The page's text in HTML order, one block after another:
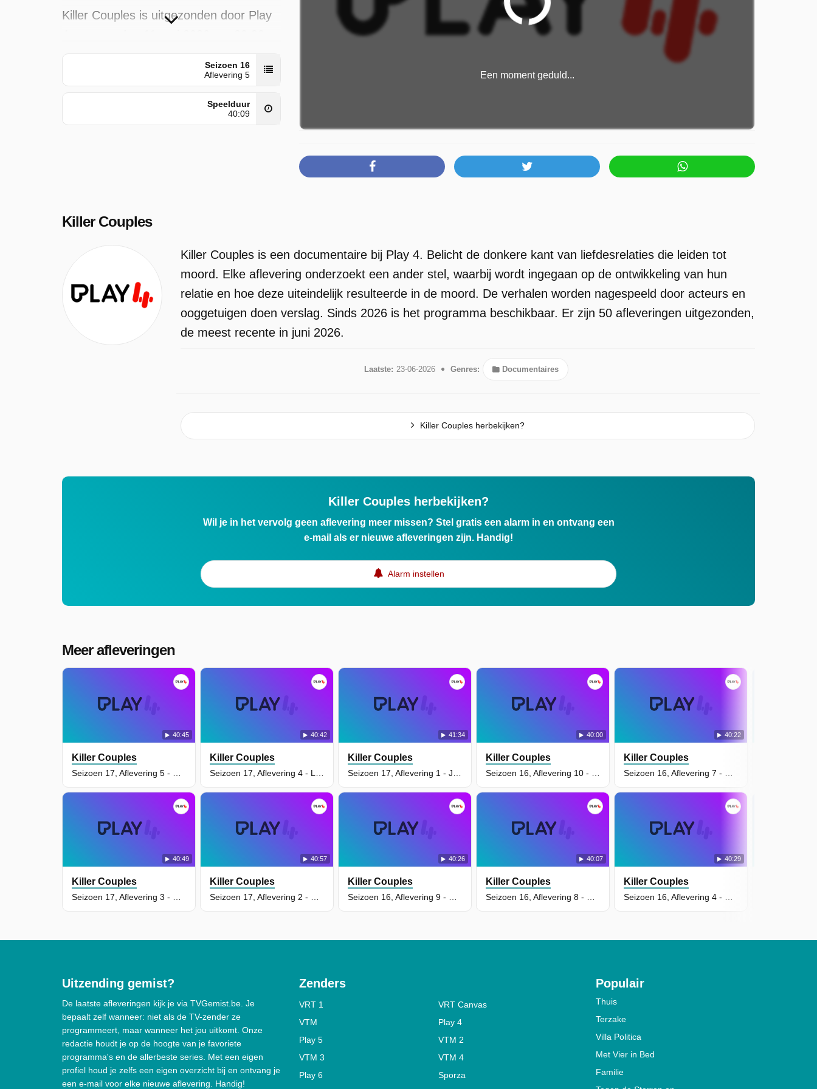
Killer Couples is uitgezonden door Play
uur.
Seizoen 16
Aflevering 5
Speelduur
40:09
Een moment geduld...
Killer Couples
Killer Couples is een documentaire bij Play 4. Belicht de donkere kant van liefdesrelaties die leiden tot
moord. Elke aflevering onderzoekt een ander stel, waarbij wordt ingegaan op de ontwikkeling van hun
relatie en hoe deze uiteindelijk resulteerde in de moord. De verhalen worden nagespeeld door acteurs en
ooggetuigen doen verslag. Sinds 2026 is het programma beschikbaar. Er zijn 50 afleveringen uitgezonden,
de meest recente in juni 2026.
Laatste: 23-06-2026 Genres: Documentaires
Killer Couples herbekijken?
Killer Couples herbekijken?
Wil je in het vervolg geen aflevering meer missen? Stel gratis een alarm in en ontvang een
e-mail als er nieuwe afleveringen zijn. Handig!
Alarm instellen
Meer afleveringen
40:45
Killer Couples
40:42
Killer Couples
40:49
Killer Couples
40:57
Killer Couples
41:34
Killer Couples
40:00
Killer Couples
40:26
Killer Couples
40:07
Killer Couples
40:22
Killer Couples
40:29
Killer Couples
Uitzending gemist?
De laatste afleveringen kijk je via TVGemist.be. Je
bepaalt zelf wanneer: niet als de TV-zender ze
programmeert, maar wanneer het jou uitkomt. Onze
redactie houdt je op de hoogte van je favoriete
programma's en de allerbeste series. Met een eigen
profiel houd je zelfs een eigen overzicht bij en ontvang je
een e-mail voor elke nieuwe aflevering. Handig!
Zenders
VRT 1
VRT Canvas
VTM
Play 4
Play 5
VTM 2
VTM 3
VTM 4
Play 6
Sporza
Populair
Thuis
Terzake
Villa Politica
Met Vier in Bed
Familie